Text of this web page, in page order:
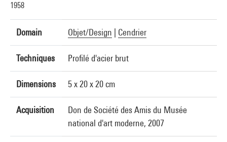
1958
Domain Objet/Design Cendrier
Techniques Profilé d'acier brut
Dimensions 5 x 20 x 20 cm
Acquisition
Don de Société des Amis du Musée
national d'art moderne, 2007